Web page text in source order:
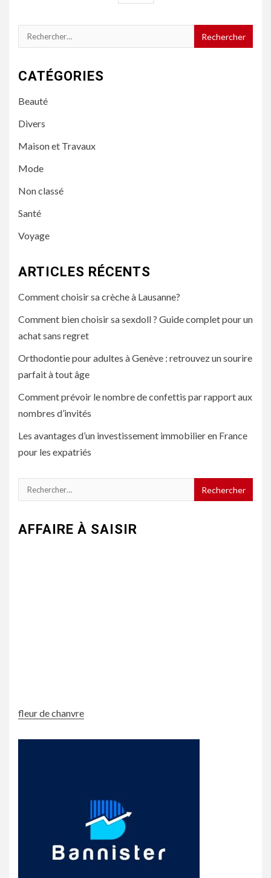
Rechercher :
CATÉGORIES
Beauté
Divers
Maison et Travaux
Mode
Non classé
Santé
Voyage
ARTICLES RÉCENTS
Comment choisir sa crèche à Lausanne?
Comment bien choisir sa sexdoll ? Guide complet pour un
achat sans regret
Orthodontie pour adultes à Genève : retrouvez un sourire
parfait à tout âge
Comment prévoir le nombre de confettis par rapport aux
nombres d’invités
Les avantages d’un investissement immobilier en France
pour les expatriés
Rechercher :
AFFAIRE À SAISIR
fleur de chanvre